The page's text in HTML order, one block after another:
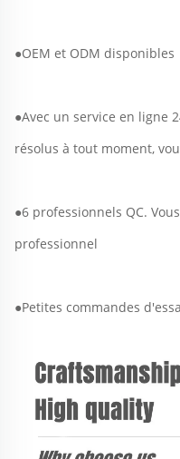
●OEM et ODM disponibles
●Avec un service en ligne
résolus à tout moment,
●6 professionnels QC.
professionnel
●Petites commandes